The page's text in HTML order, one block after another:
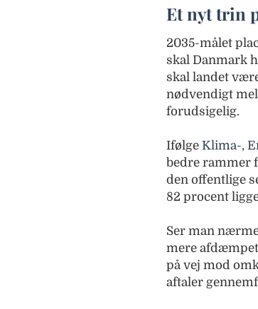
Et nyt trin
2035-målet
skal Danmark
skal landet
nødvendigt
forudsigelig.
Ifølge Klima-,
bedre rammer
den offentlige
82 procent
Ser man
mere
på vej mod
aftaler